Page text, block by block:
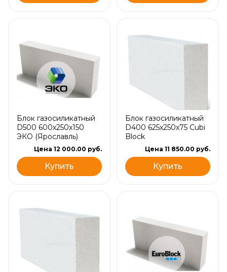
Блок газосиликатный
D500 600х250х150
ЭКО (Ярославль)
Цена 12 000.00 руб.
Купить
Блок газосиликатный
D400 625х250х75 Cubi
Block
Цена 11 850.00 руб.
Купить